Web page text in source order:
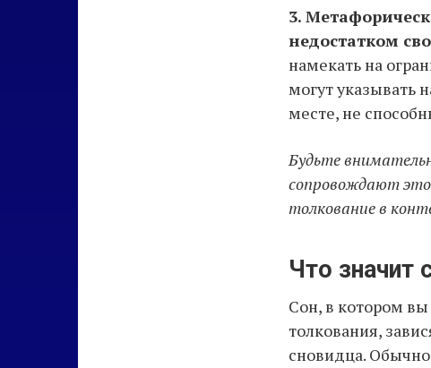
3.
недостатком
намекать на
могут указывать
месте, не
Будьте
сопровождают
толкование в
Что значит
Сон, в котором
толкования,
сновидца. Обычно